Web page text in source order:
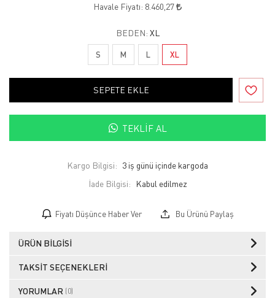
Havale Fiyatı: 8.460,27
BEDEN: XL
S M L XL
SEPETE EKLE
TEKLIF AL
Kargo Bilgisi: 3 iş günü içinde kargoda
İade Bilgisi:
Fiyatı Düşünce Haber Ver Bu Ürünü Paylaş
ÜRÜN BILGISI
TAKSIT SEÇENEKLERI
YORUMLAR (0)